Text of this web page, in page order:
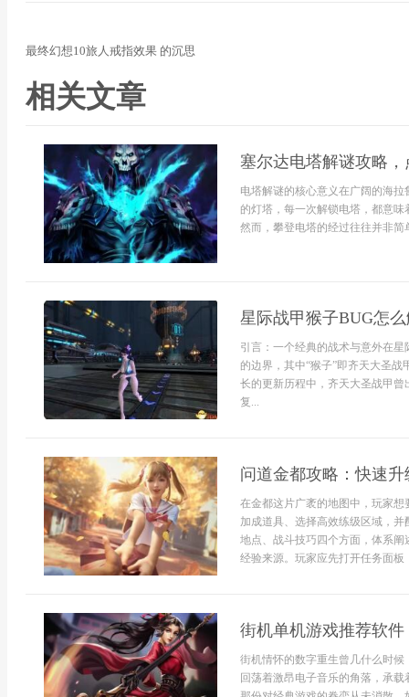
最终幻想10旅人戒指效果 的沉思
相关文章
塞尔达电塔解谜攻略
电塔解谜的核心意义在广阔的海
的灯塔，每一次解锁电塔，都意
然而，攀登电塔的经过往往并非简
星际战甲猴子BUG怎
引言：一个经典的战术与意外在
的边界，其中“猴子”即齐天大圣
长的更新历程中，齐天大圣战甲
复...
问道金都攻略：快速
在金都这片广袤的地图中，玩家
加成道具、选择高效练级区域，
地点、战斗技巧四个方面，体系
经验来源。玩家应先打开任务面
街机单机游戏推荐软
街机情怀的数字重生曾几什么时
回荡着激昂电子音乐的角落，承